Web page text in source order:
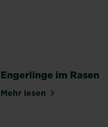
Engerlinge im Rasen
Mehr lesenüber Engerlinge im